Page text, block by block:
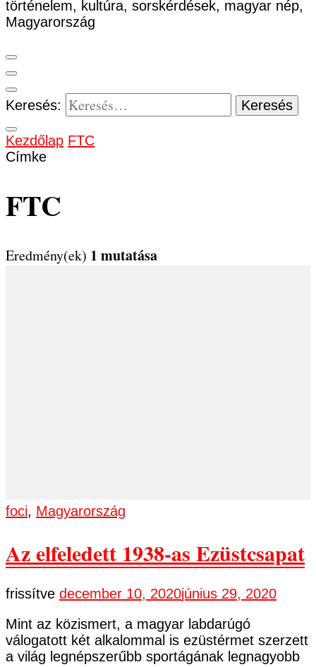
történelem, kultúra, sorskérdések, magyar nép,
Magyarország
Keresés:
Kezdőlap FTC
Címke
FTC
Eredmény(ek) 1 mutatása
foci, Magyarország
Az elfeledett 1938-as Ezüstcsapat
frissítve december 10, 2020június 29, 2020
Mint az közismert, a magyar labdarúgó
válogatott két alkalommal is ezüstérmet szerzett
a világ legnépszerűbb sportágának legnagyobb